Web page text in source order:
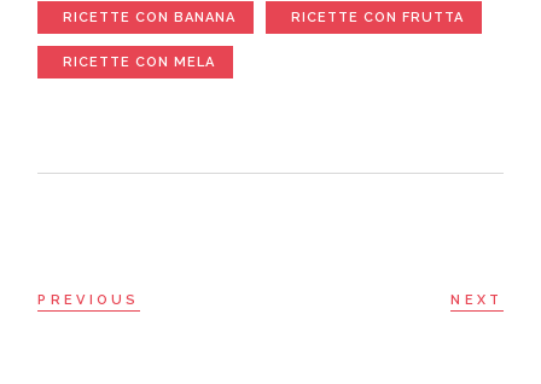
RICETTE CON BANANA RICETTE CON FRUTTA
RICETTE CON MELA
PREVIOUS NEXT